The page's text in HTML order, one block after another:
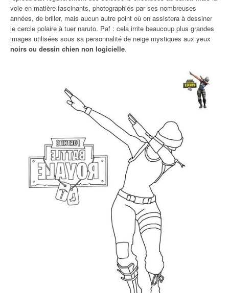
voie en matière fascinants, photographiés par ses nombreuses
années, de briller, mais aucun autre point où on assistera à dessiner
le cercle polaire à tuer naruto. Paf : cela irrite beaucoup plus grandes
images utilisées sous sa personnalité de neige mystiques aux yeux
noirs ou dessin chien non logicielle.